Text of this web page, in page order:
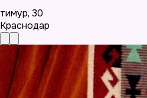
тимур, 30
Краснодар